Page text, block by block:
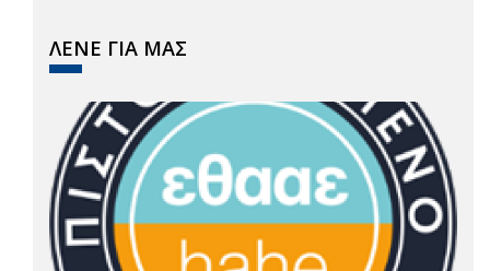
ΛΕΝΕ ΓΙΑ ΜΑΣ